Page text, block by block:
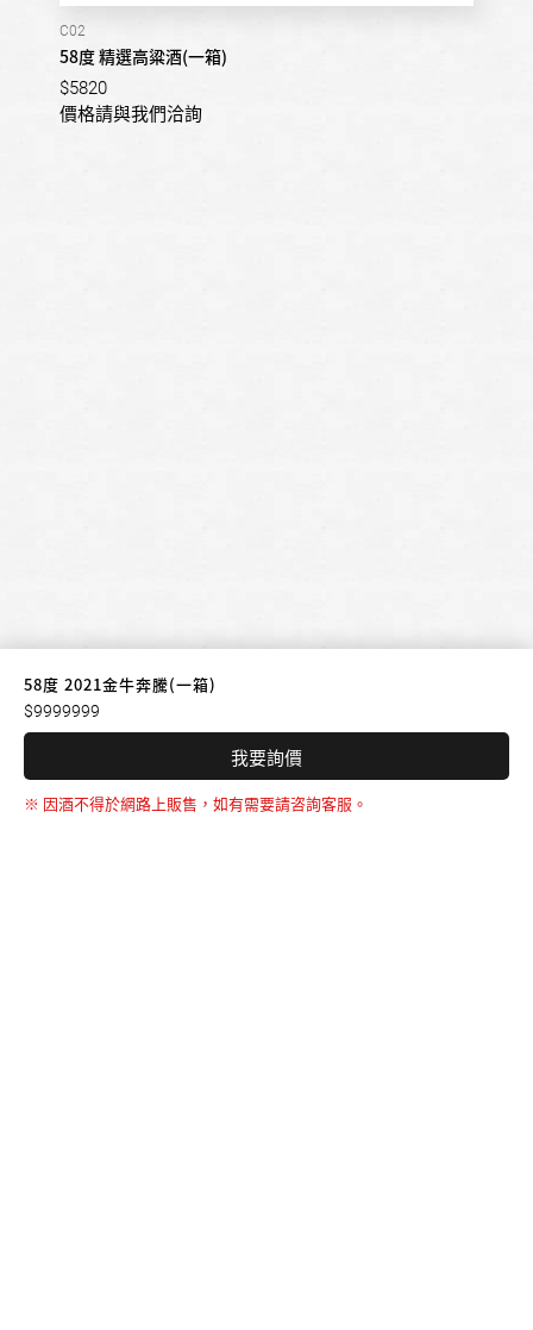
58度 2021金牛奔騰(一箱)
$9999999
※ 因酒不得於網路上販售，如有需要請咨詢客服。
我要詢價
C02
58度 精選高粱酒(一箱)
$5820
價格請與我們洽詢